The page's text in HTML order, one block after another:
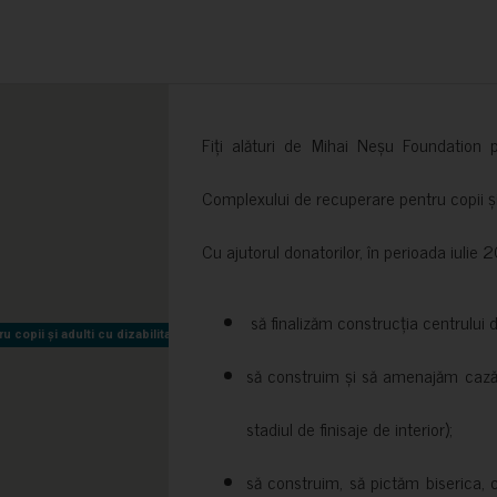
copii și adulti cu dizabilitati neuromotorii Sfântul Nectarie
copii și adulti cu dizabilitati neuromotorii Sfântul Nectarie
Fiți alături de Mihai Neșu
Complexului de recuperare pentru copii
Cu ajutorul donatorilor, în perioada
să finalizăm construcția centrului
să construim și să amenajăm
stadiul de finisaje de interior);
să construim, să pictăm biserica,